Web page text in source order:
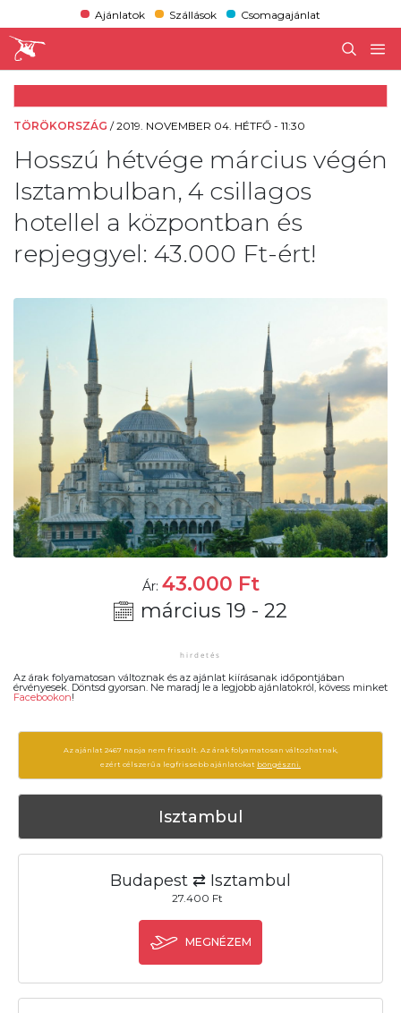
Ajánlatok Szállások Csomagajánlat
TÖRÖKORSZÁG /2019. NOVEMBER 04. HÉTFŐ - 11:30
Hosszú hétvége március végén
Isztambulban, 4 csillagos
hotellel a központban és
repjeggyel: 43.000 Ft-ért!
Ár: 43.000 Ft
március 19 - 22
Az árak folyamatosan változnak és az ajánlat kiírásanak időpontjában
érvényesek. Döntsd gyorsan. Ne maradj le a legjobb ajánlatokról, kövess minket
Facebookon!
Az ajánlat 2467 napja nem frissült. Az árak folyamatosan változhatnak,
ezért célszerű a legfrissebb ajánlatokat böngészni.
Isztambul
Budapest ⇄ Isztambul
27.400 Ft
MEGNÉZEM